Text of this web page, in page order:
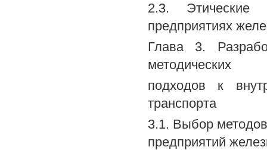
2.3. Этические
предприятиях
Глава 3.
методических
подходов к
транспорта
3.1. Выбор
предприятий